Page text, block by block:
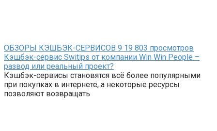
ОБЗОРЫ КЭШБЭК-СЕРВИСОВ 9 19 803 просмотров
Кэшбэк-сервис Switips от компании Win Win People –
развод или реальный проект?
Кэшбэк-сервисы становятся всё более популярными
при покупках в интернете, а некоторые ресурсы
позволяют возвращать